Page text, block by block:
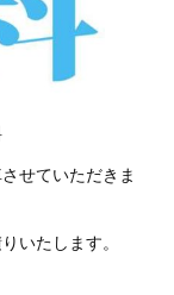
せていただきま
いたします。